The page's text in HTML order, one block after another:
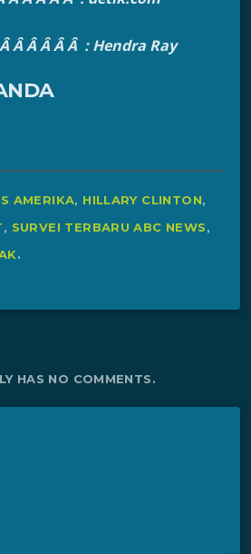
Â Â Â Â Â : Hendra Ray
AMERIKA, HILLARY CLINTON,
, SURVEI TERBARU ABC NEWS,
.
HAS NO COMMENTS.